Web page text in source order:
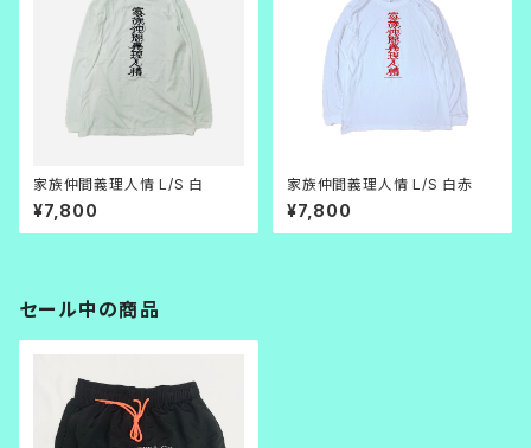
家族仲間義理人情 L/S 白
¥7,800
家族仲間義理人情 L/S 白赤
¥7,800
セール中の商品